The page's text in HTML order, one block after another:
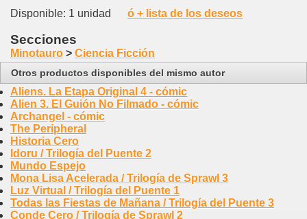
Disponible: 1 unidad ó + lista de los deseos
Secciones
Minotauro > Ciencia Ficción
Otros productos disponibles del mismo autor
Aliens. La Etapa Original 4 - cómic
Alien 3. El Guión No Filmado - cómic
Archangel - cómic
The Peripheral
Historia Cero
Idoru / Trilogía del Puente 2
Mundo Espejo
Mona Lisa Acelerada / Trilogía de Sprawl 3
Luz Virtual / Trilogía del Puente 1
Todas las Fiestas de Mañana / Trilogía del Puente 3
Conde Cero / Trilogía de Sprawl 2